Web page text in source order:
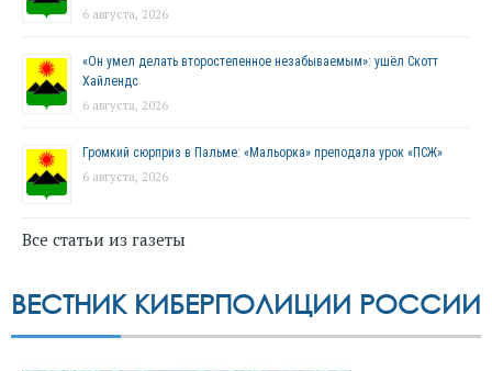
6 августа, 2026
«Он умел делать второстепенное незабываемым»: ушёл Скотт
Хайлендс
6 августа, 2026
Громкий сюрприз в Пальме: «Мальорка» преподала урок «ПСЖ»
6 августа, 2026
Все статьи из газеты
ВЕСТНИК КИБЕРПОЛИЦИИ РОССИИ